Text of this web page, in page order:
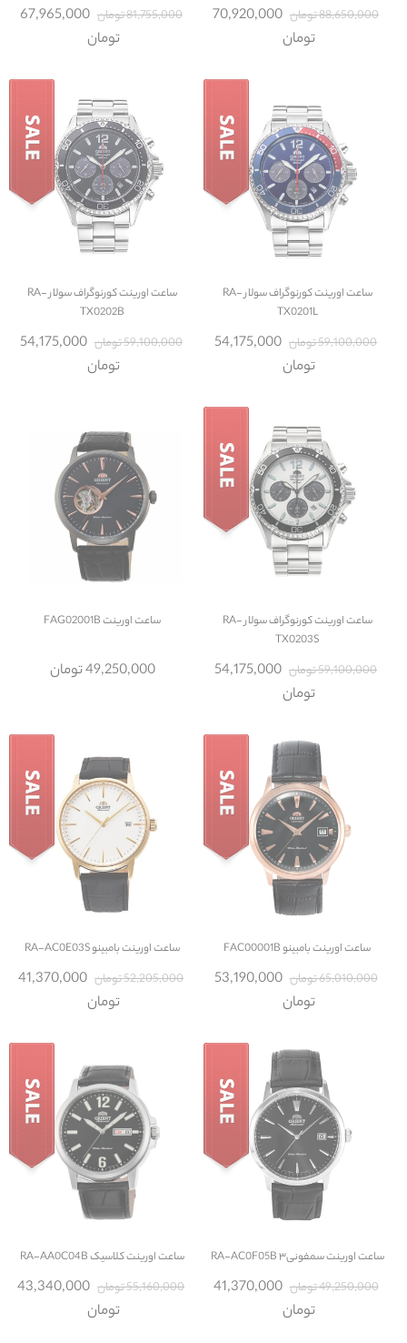
88,650,000 تومان
70,920,000
تومان
81,755,000 تومان
67,965,000
تومان
ساعت
اورینت کورنوگراف سولار RA-
TX0201L
59,100,000 تومان
54,175,000
تومان
ساعت
اورینت کورنوگراف سولار RA-
TX0202B
59,100,000 تومان
54,175,000
تومان
ساعت
اورینت کورنوگراف سولار RA-
TX0203S
59,100,000 تومان
54,175,000
تومان
ساعتاورینت FAG02001B
49,250,000 تومان
ساعتاورینت بامبینو FAC00001B
65,010,000 تومان
53,190,000
تومان
ساعتاورینت بامبینو RA-AC0E03S
52,205,000 تومان
41,370,000
تومان
ساعتاورینت سمفونی۳ RA-AC0F05B
49,250,000 تومان
41,370,000
تومان
ساعتاورینت کلاسیک RA-AA0C04B
55,160,000 تومان
43,340,000
تومان